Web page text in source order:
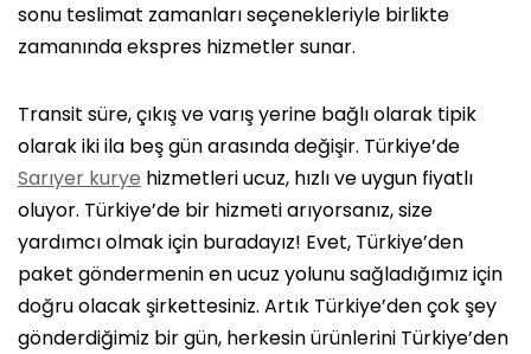
sonu teslimat zamanları seçenekleriyle birlikte
zamanında ekspres hizmetler sunar.
Transit süre, çıkış ve varış yerine bağlı olarak tipik
olarak iki ila beş gün arasında değişir. Türkiye’de
Sarıyer kurye hizmetleri ucuz, hızlı ve uygun fiyatlı
oluyor. Türkiye’de bir hizmeti arıyorsanız, size
yardımcı olmak için buradayız! Evet, Türkiye’den
paket göndermenin en ucuz yolunu sağladığımız için
doğru olacak şirkettesiniz. Artık Türkiye’den çok şey
gönderdiğimiz bir gün, herkesin ürünlerini Türkiye’den